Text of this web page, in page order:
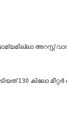
അറസ്റ്റ്
130 കിലോ